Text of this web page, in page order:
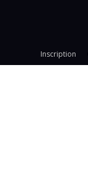
Inscription